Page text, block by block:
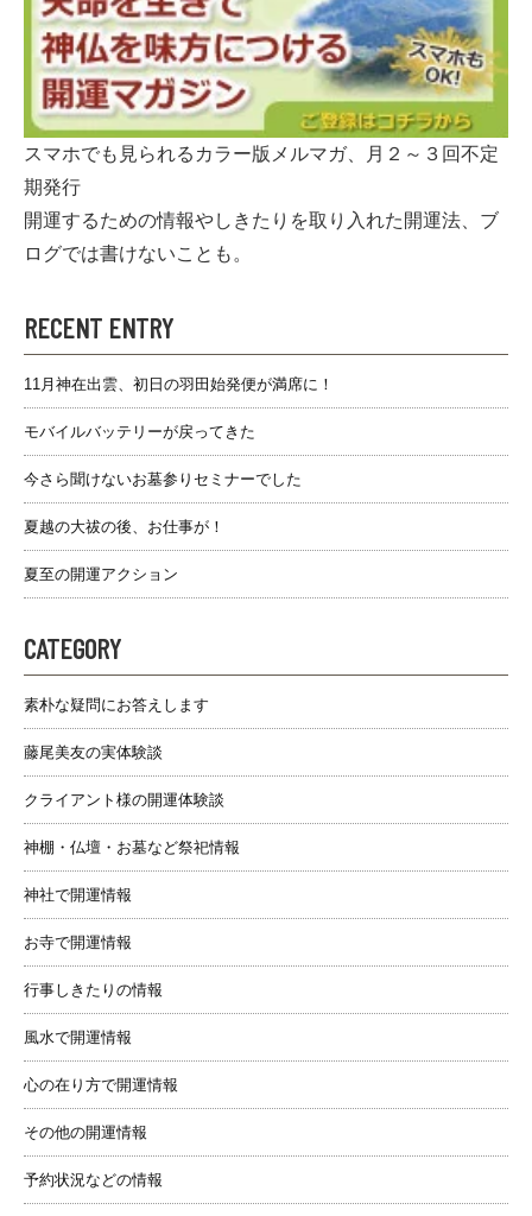
スマホでも見られるカラー版メルマガ、月２～３回不定
期発行
開運するための情報やしきたりを取り入れた開運法、ブ
ログでは書けないことも。
RECENT ENTRY
11月神在出雲、初日の羽田始発便が満席に！
モバイルバッテリーが戻ってきた
今さら聞けないお墓参りセミナーでした
夏越の大祓の後、お仕事が！
夏至の開運アクション
CATEGORY
素朴な疑問にお答えします
藤尾美友の実体験談
クライアント様の開運体験談
神棚・仏壇・お墓など祭祀情報
神社で開運情報
お寺で開運情報
行事しきたりの情報
風水で開運情報
心の在り方で開運情報
その他の開運情報
予約状況などの情報